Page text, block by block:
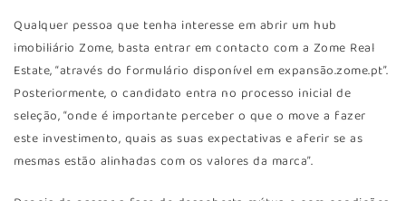
Qualquer pessoa que tenha interesse em abrir um hub
imobiliário Zome, basta entrar em contacto com a Zome Real
Estate, “através do formulário disponível em expansão.zome.pt”.
Posteriormente, o candidato entra no processo inicial de
seleção, “onde é importante perceber o que o move a fazer
este investimento, quais as suas expectativas e aferir se as
mesmas estão alinhadas com os valores da marca”.